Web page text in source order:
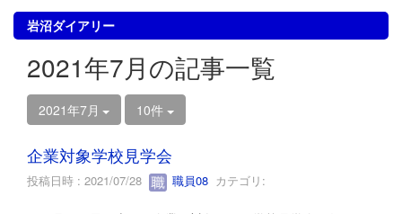
岩沼ダイアリー
2021年7月の記事一覧
2021年7月 10件
企業対象学校見学会
投稿日時 : 2021/07/28 職員08 カテゴリ: